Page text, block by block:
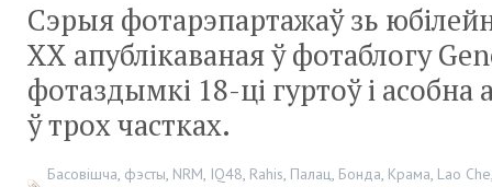
Сэрыя фотарэпартажаў зь
XX апублікаваная ў фотаблогу
фотаздымкі 18-ці гуртоў і асобна
ў трох частках.
Басовішча, фэсты, NRM, IQ48, Rahis, Палац, Бонда, Крама, Lao Che